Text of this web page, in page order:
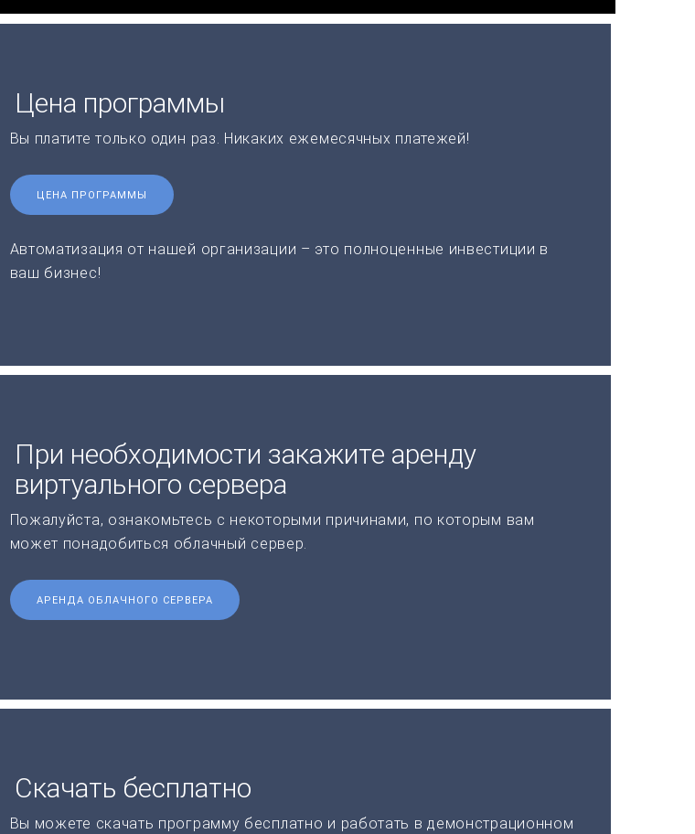
Цена программы
Вы платите только один раз. Никаких ежемесячных платежей!
ЦЕНА ПРОГРАММЫ
Автоматизация от нашей организации – это полноценные инвестиции в
ваш бизнес!
При необходимости закажите аренду
виртуального сервера
Пожалуйста, ознакомьтесь с некоторыми причинами, по которым вам
может понадобиться облачный сервер.
АРЕНДА ОБЛАЧНОГО СЕРВЕРА
Скачать бесплатно
Вы можете скачать программу бесплатно и работать в демонстрационном